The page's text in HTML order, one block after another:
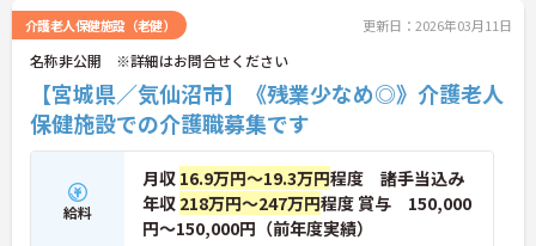
介護老人保健施設（老健） 更新日：2026年03月11日
名称非公開 ※詳細はお問合せください
【宮城県／気仙沼市】《残業少なめ◎》介護老人
保健施設での介護職募集です
給料
月収 16.9万円～19.3万円程度 諸手当込み
年収 218万円～247万円程度 賞与 150,000
円～150,000円（前年度実績）